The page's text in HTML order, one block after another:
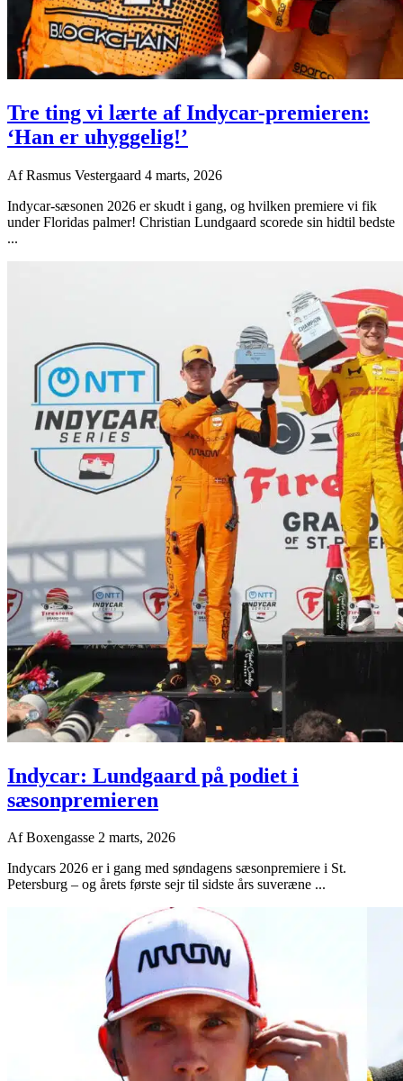
Tre ting vi lærte af Indycar-premieren:
‘Han er uhyggelig!’
AfRasmus Vestergaard 4 marts, 2026
Indycar-sæsonen 2026 er skudt i gang, og hvilken premiere vi fik
under Floridas palmer! Christian Lundgaard scorede sin hidtil bedste
...
Indycar: Lundgaard på podiet i
sæsonpremieren
AfBoxengasse 2 marts, 2026
Indycars 2026 er i gang med søndagens sæsonpremiere i St.
Petersburg – og årets første sejr til sidste års suveræne ...